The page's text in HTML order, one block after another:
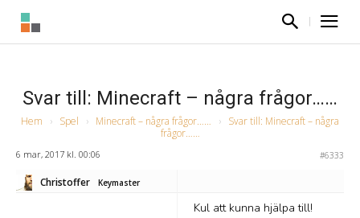
Svar till: Minecraft – några frågor……
Hem › Spel › Minecraft – några frågor…… › Svar till: Minecraft – några
frågor……
6 mar, 2017 kl. 00:06 #6333
Christoffer Keymaster
Kul att kunna hjälpa till!